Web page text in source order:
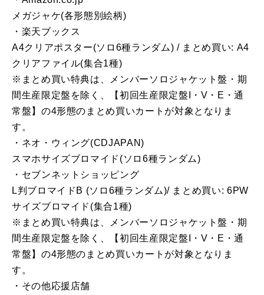
メガジャケ(各形態別絵柄)
・楽天ブックス
A4クリアポスター(ソロ6種ランダム) / まとめ買い: A4
クリアファイル(集合1種)
※まとめ買い特典は、メンバーソロジャケット盤・期
間生産限定盤を除く、【初回生産限定盤I・V・E・通
常盤】の4形態のまとめ買いカートが対象となりま
す。
・ネオ・ウィング(CDJAPAN)
スマホサイズブロマイド(ソロ6種ランダム)
・セブンネットショッピング
L判ブロマイドB (ソロ6種ランダム)/ まとめ買い: 6PW
サイズブロマイド(集合1種)
※まとめ買い特典は、メンバーソロジャケット盤・期
間生産限定盤を除く、【初回生産限定盤I・V・E・通
常盤】の4形態のまとめ買いカートが対象となりま
す。
・その他応援店舗